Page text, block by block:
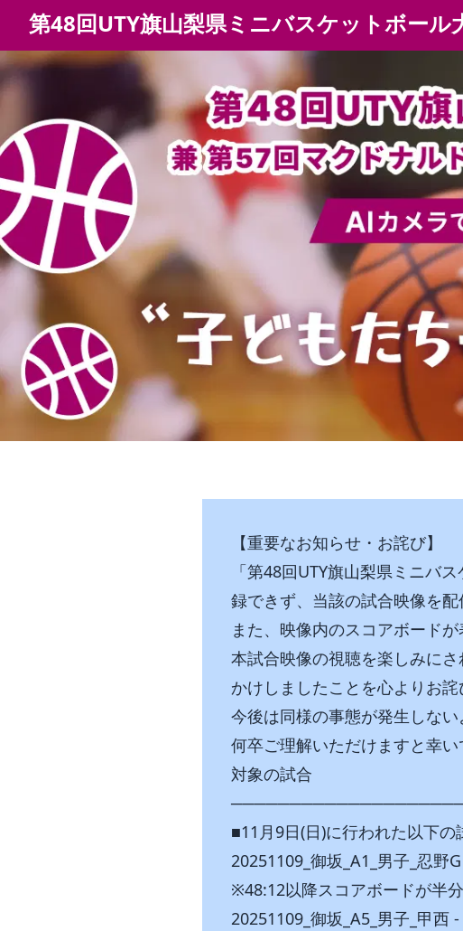
第48回UTY旗山梨県ミニバスケットボール
【重要なお知らせ・お詫び】
「第48回UTY旗山梨県ミニバ
録できず、当該の試合映像を
また、映像内のスコアボード
本試合映像の視聴を楽しみに
かけしましたことを心よりお詫
今後は同様の事態が発生しない
何卒ご理解いただけますと幸い
対象の試合
■11月9日(日)に行われた以下の
20251109_御坂_A1_男子_忍野
※48:12以降スコアボードが半分
20251109_御坂_A5_男子_甲西